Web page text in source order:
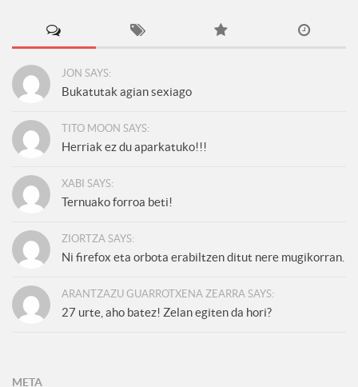
JON SAYS:
Bukatutak agian sexiago
TITO MOON SAYS:
Herriak ez du aparkatuko!!!
XABI SAYS:
Ternuako forroa beti!
ZIORTZA SAYS:
Ni firefox eta orbota erabiltzen ditut nere mugikorran.
ARANTZAZU GUARROTXENA ZEARRA SAYS:
27 urte, aho batez! Zelan egiten da hori?
META